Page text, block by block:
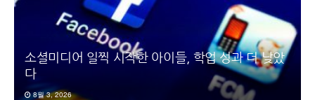
소셜미디어 일찍 시작한 아이들, 학업 성과 더 낮았
다
8월 3, 2026